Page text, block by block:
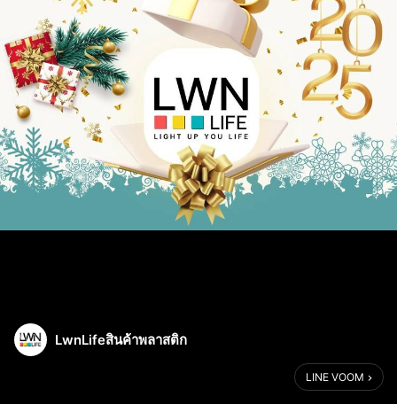
LwnLifeสินค้าพลาสติก
LINE VOOM